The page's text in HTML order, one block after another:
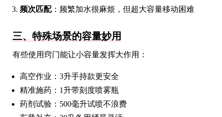
频次匹配：频繁加水很麻烦，但超大容量移动困难
三、特殊场景的容量妙用
有些使用窍门能让小容量发挥大作用：
高空作业：3升手持款更安全
精准施药：1升带刻度喷雾瓶
药剂试验：500毫升试喷不浪费